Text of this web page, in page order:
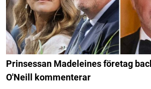
Prinsessan Madeleines företag
O'Neill kommenterar